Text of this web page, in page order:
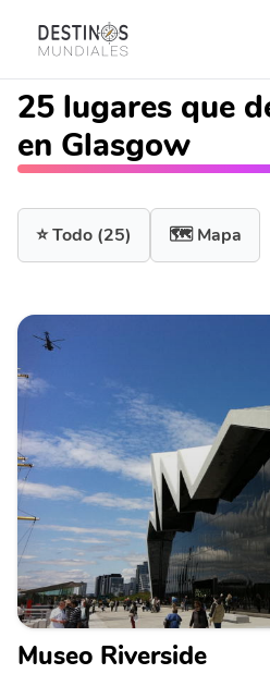
25 lugares que
en Glasgow
⭐ Todo (25) 🗺️ Mapa
Museo Riverside